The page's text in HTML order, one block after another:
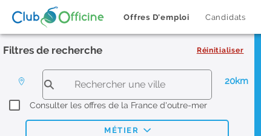
Offres D'emploi Candidats
Filtres de recherche Réinitialiser
20km
Consulter les offres de la France d'outre-mer
MÉTIER